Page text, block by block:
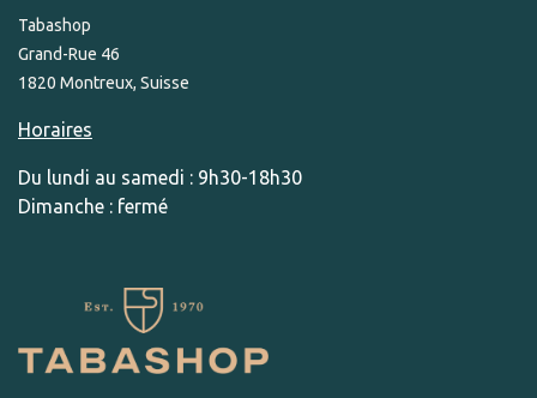
Tabashop
Grand-Rue 46
1820 Montreux, Suisse
Horaires
Du lundi au samedi : 9h30-18h30
Dimanche : fermé